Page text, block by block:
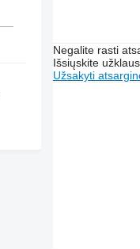
Negalite rasti
Išsiųskite
Užsakyti